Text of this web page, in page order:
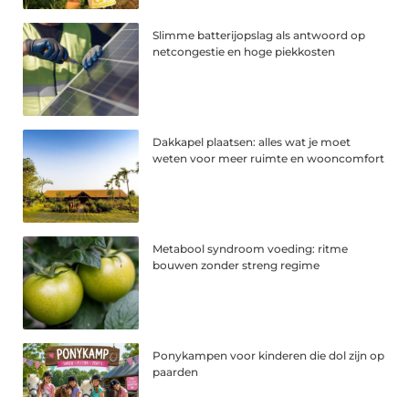
Slimme batterijopslag als antwoord op
netcongestie en hoge piekkosten
Dakkapel plaatsen: alles wat je moet
weten voor meer ruimte en wooncomfort
Metabool syndroom voeding: ritme
bouwen zonder streng regime
Ponykampen voor kinderen die dol zijn op
paarden